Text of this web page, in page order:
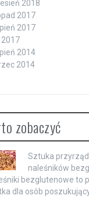
2018
2017
2017
2017
2014
2014
zobaczyć
Sztuka
naleśników
bezglutenowe to
dla osób